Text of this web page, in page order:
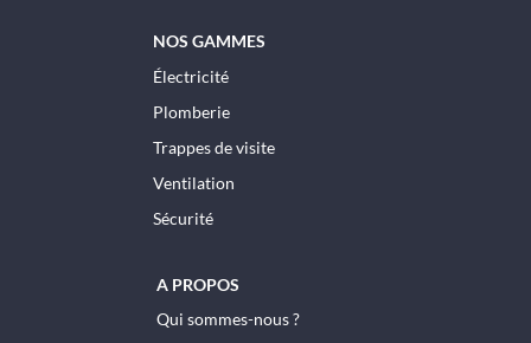
NOS GAMMES
Électricité
Plomberie
Trappes de visite
Ventilation
Sécurité
A PROPOS
Qui sommes-nous ?